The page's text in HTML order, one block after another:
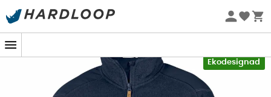
Sommarerbjudanden 🔥 -5 % EXTRA vid köp av 2 produkter*
Ekodesignad